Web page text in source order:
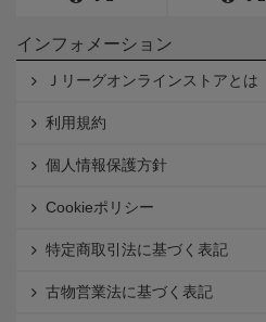
インフォメーション
Ｊリーグオンラインストアとは
利用規約
個人情報保護方針
Cookieポリシー
特定商取引法に基づく表記
古物営業法に基づく表記